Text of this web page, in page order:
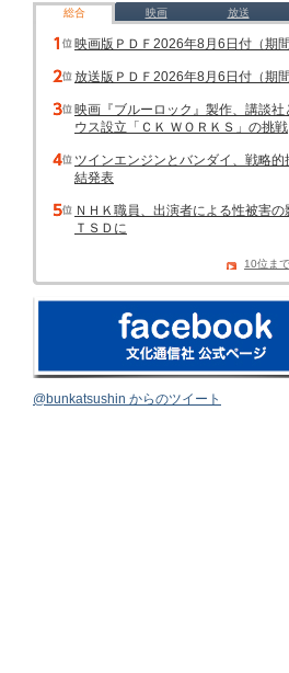
総合 映画 放送
映画版ＰＤＦ2026年8月6日付（期間
放送版ＰＤＦ2026年8月6日付（期間
映画『ブルーロック』製作、講談社
ウス設立「ＣＫ ＷＯＲＫＳ」の挑戦
ツインエンジンとバンダイ、戦略的
結発表
ＮＨＫ職員、出演者による性被害の
ＴＳＤに
10位ま
@bunkatsushin からのツイート